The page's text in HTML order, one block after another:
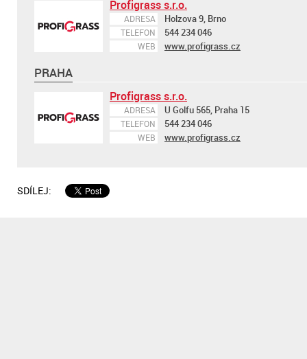
Profigrass s.r.o.
ADRESA Holzova 9, Brno
TELEFON 544 234 046
WEB www.profigrass.cz
PRAHA
Profigrass s.r.o.
ADRESA U Golfu 565, Praha 15
TELEFON 544 234 046
WEB www.profigrass.cz
SDÍLEJ: